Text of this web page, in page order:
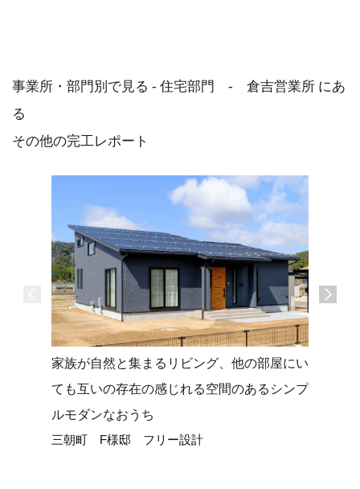
事業所・部門別で見る - 住宅部門 - 倉吉営業所 にあ
る
その他の完工レポート
家族が自然と集まるリビング、他の部屋にい
ても互いの存在の感じれる空間のあるシンプ
ルモダンなおうち
三朝町 F様邸 フリー設計